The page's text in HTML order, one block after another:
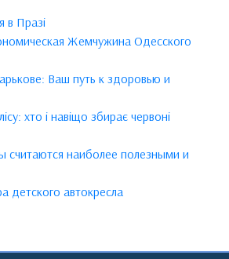
в Празі
Жемчужина Одесского
Ваш путь к здоровью и
хто і навіщо збирає червоні
считаются наиболее полезными и
детского автокресла